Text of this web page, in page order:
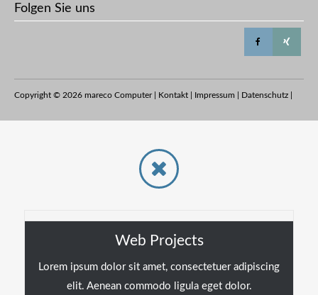
Folgen Sie uns
Copyright © 2026 mareco Computer | Kontakt Impressum Datenschutz
Web Projects
Lorem ipsum dolor sit amet, consectetuer adipiscing
elit. Aenean commodo ligula eget dolor.